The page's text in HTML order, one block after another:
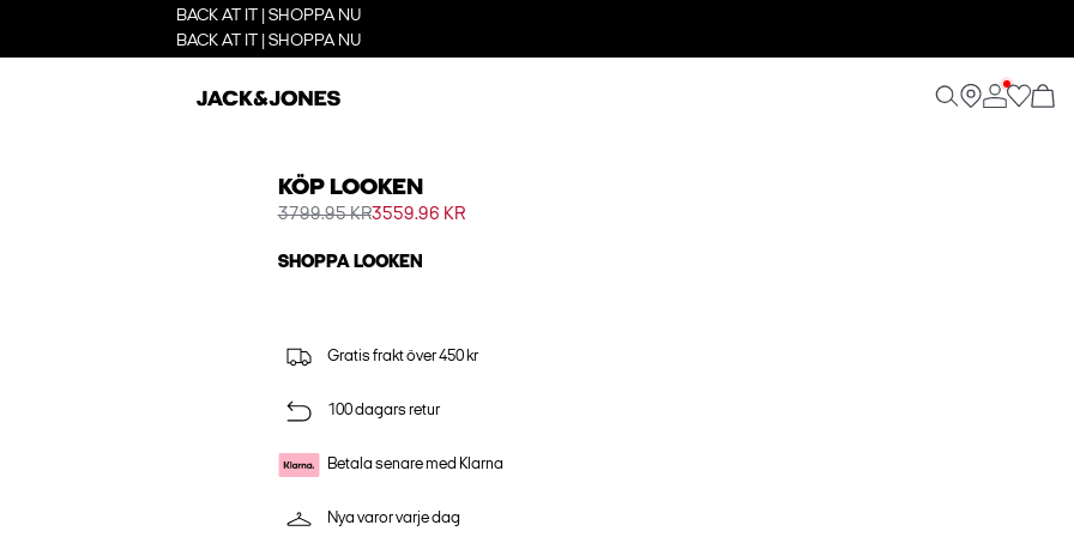
BACK AT IT | SHOPPA NU
BACK AT IT | SHOPPA NU
KÖP LOOKEN
3799.95 KR3559.96 KR
SHOPPA LOOKEN
Gratis frakt över 450 kr
100 dagars retur
Betala senare med Klarna
Nya varor varje dag